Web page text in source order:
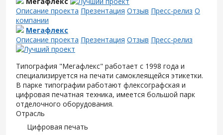
Описание проекта Презентация Отзыв Пресс-релиз О
компании
Мегафлекс
Описание проекта Презентация Отзыв Пресс-релиз
Типография "Мегафлекс" работает с 1998 года и
специализируется на печати самоклеящейся этикетки.
В парке типографии работают флексографская и
цифровая печатная техника, имеется большой парк
отделочного оборудования.
Отрасль
Цифровая печать